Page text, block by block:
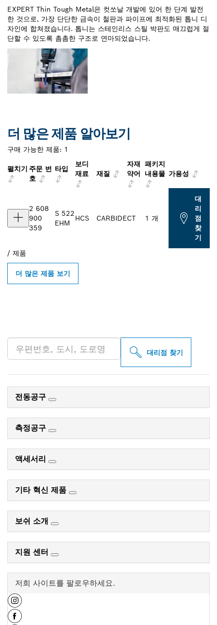
EXPERT Thin Tough Metal은 컷쏘날 개발에 있어 한 단계 발전
한 것으로, 가장 단단한 금속이 철판과 파이프에 최적화된 톱니 디
자인에 합쳐졌습니다. 톱니는 스테인리스 스틸 박판도 매끄럽게 절
단할 수 있도록 촘촘한 구조로 연마되었습니다.
더 많은 제품 알아보기
구매 가능한 제품: 1
펼치기 주문 번
호
타입
보디
재료
재질
자재
약어
패키지
내용물 가용성
2 608
900
359
S 522
EHM
HCS CARBIDECT 1 개
대
리
점
찾
기
/ 제품
더 많은 제품 보기
대리점 찾기
전동공구
측정공구
액세서리
기타 혁신 제품
보쉬 소개
지원 센터
저희 사이트를 팔로우하세요.